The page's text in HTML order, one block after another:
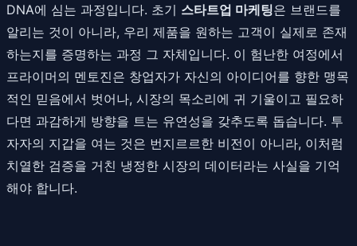
DNA에 심는 과정입니다. 초기 스타트업 마케팅은 브랜드를
알리는 것이 아니라, 우리 제품을 원하는 고객이 실제로 존재
하는지를 증명하는 과정 그 자체입니다. 이 험난한 여정에서
프라이머의 멘토진은 창업자가 자신의 아이디어를 향한 맹목
적인 믿음에서 벗어나, 시장의 목소리에 귀 기울이고 필요하
다면 과감하게 방향을 트는 유연성을 갖추도록 돕습니다. 투
자자의 지갑을 여는 것은 번지르르한 비전이 아니라, 이처럼
치열한 검증을 거친 냉정한 시장의 데이터라는 사실을 기억
해야 합니다.